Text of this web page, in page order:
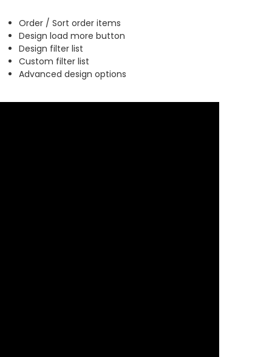
Order / Sort order items
Design load more button
Design filter list
Custom filter list
Advanced design options